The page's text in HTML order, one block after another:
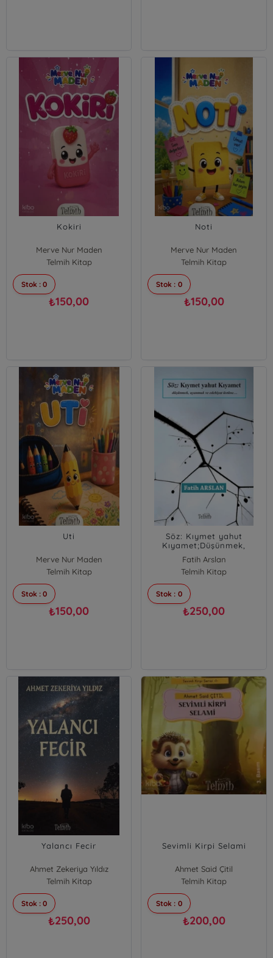
Kokiri
Merve Nur Maden
Telmih Kitap
Stok : 0
₺150,00
Noti
Merve Nur Maden
Telmih Kitap
Stok : 0
₺150,00
Uti
Merve Nur Maden
Telmih Kitap
Stok : 0
₺150,00
Söz: Kıymet yahut
Kıyamet;Düşünmek,
Uyanmak ve Edebiyat
Üstüne...
Fatih Arslan
Telmih Kitap
Stok : 0
₺250,00
Yalancı Fecir
Ahmet Zekeriya Yıldız
Telmih Kitap
Stok : 0
₺250,00
Sevimli Kirpi Selami
Ahmet Said Çitil
Telmih Kitap
Stok : 0
₺200,00